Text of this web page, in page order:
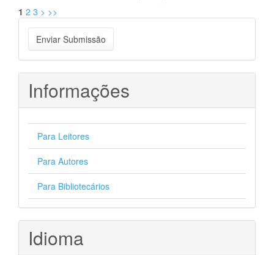
1 2 3 > >>
Enviar
Submissão
Enviar Submissão
Informações
Para Leitores
Para Autores
Para Bibliotecários
Idioma